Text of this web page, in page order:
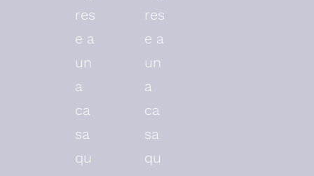
res
e a
un
a
ca
sa
qu
res
e a
un
a
ca
sa
qu